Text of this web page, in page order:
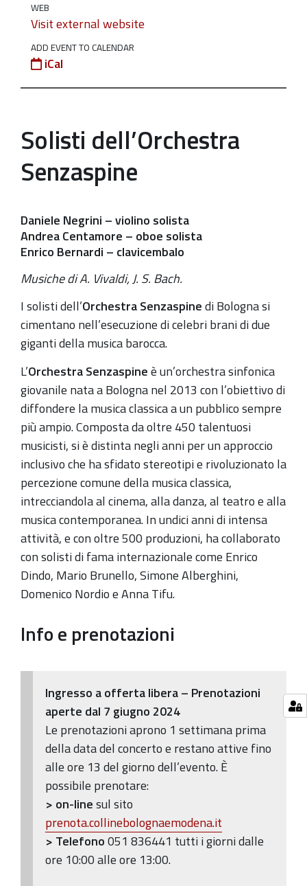
Giganti
confronto
2024-
2024-
06-
14T23:00:00+02:00
14
giugno
alle
ore
21,
continua
a
Zola
Predosa
la
38^
Edizione
della
rassegna
di
musica
sacra
e
popolare
organizzata
Fondazione
dei
Bentivoglio
WEB
Visit external website
ADD EVENT TO CALENDAR
iCal
Solisti dell’Orchestra
Senzaspine
Daniele Negrini – violino solista
Andrea Centamore – oboe solista
Enrico Bernardi – clavicembalo
Musiche di A. Vivaldi, J. S. Bach.
I solisti dell’Orchestra Senzaspinedi Bologna si
cimentano nell’esecuzione di celebri brani di due
giganti della musica barocca.
L’Orchestra Senzaspineè un’orchestra sinfonica
giovanile nata a Bologna nel 2013 con l’obiettivo di
diffondere la musica classica a un pubblico sempre
più ampio. Composta da oltre 450 talentuosi
musicisti, si è distinta negli anni per un approccio
inclusivo che ha sfidato stereotipi e rivoluzionato la
percezione comune della musica classica,
intrecciandola al cinema, alla danza, al teatro e alla
musica contemporanea. In undici anni di intensa
attività, e con oltre 500 produzioni, ha collaborato
con solisti di fama internazionale come Enrico
Dindo, Mario Brunello, Simone Alberghini,
Domenico Nordio e Anna Tifu.
Info e prenotazioni
Ingresso a offerta libera – Prenotazioni
aperte dal 7 giugno 2024
Le prenotazioni aprono 1 settimana prima
della data del concerto e restano attive fino
alle ore 13 del giorno dell’evento. È
possibile prenotare:
> on-linesul sito
prenota.collinebolognaemodena.it
> Telefono051 836441 tutti i giorni dalle
ore 10:00 alle ore 13:00.